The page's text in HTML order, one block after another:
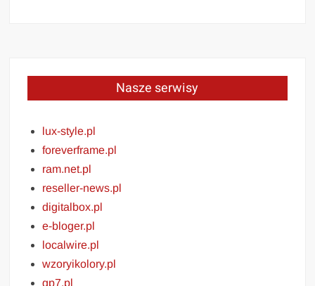
Nasze serwisy
lux-style.pl
foreverframe.pl
ram.net.pl
reseller-news.pl
digitalbox.pl
e-bloger.pl
localwire.pl
wzoryikolory.pl
gp7.pl